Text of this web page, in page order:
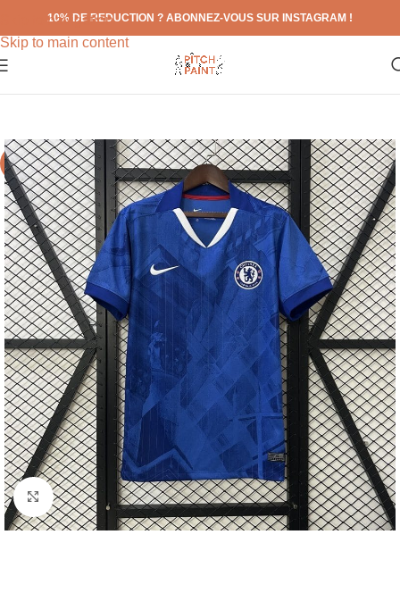
Skip to navigation
Skip to main content
10% DE REDUCTION ? ABONNEZ-VOUS SUR INSTAGRAM !
-71%
Click to enlarge